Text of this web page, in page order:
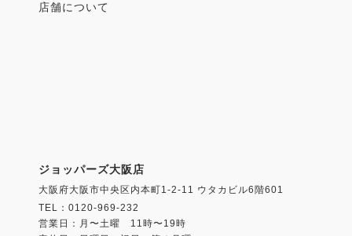
店舗について
ジョッパーズ大阪店
大阪府大阪市中央区内本町1-2-11 ウタカビル6階601
TEL：0120-969-232
営業日：月〜土曜 11時〜19時